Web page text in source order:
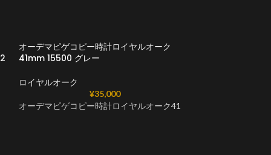
オーデマピゲコピー時計ロイヤルオーク
41mm 15500 グレー
ロイヤルオーク
¥35,000
オーデマピゲコピー時計ロイヤルオーク41